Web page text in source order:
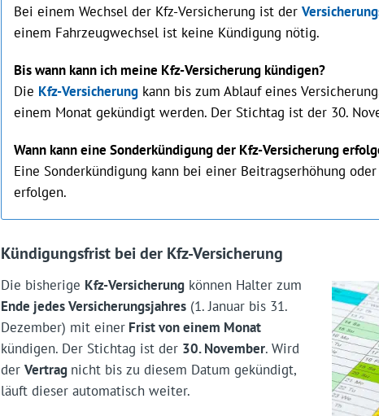
Bei einem Wechsel der Kfz-Versicherung ist der
einem Fahrzeugwechsel ist keine Kündigung nötig.
Bis wann kann ich meine Kfz-Versicherung kündigen?
Die Kfz-Versicherungkann bis zum Ablauf eines
einem Monat gekündigt werden. Der Stichtag ist der 30.
Wann kann eine Sonderkündigung der Kfz-Versicherung
Eine Sonderkündigung kann bei einer Beitragserhöhung
erfolgen.
Kündigungsfrist bei der Kfz-Versicherung
Die bisherige Kfz-Versicherungkönnen Halter zum
Ende jedes Versicherungsjahres(1. Januar bis 31.
Dezember) mit einerFrist von einem Monat
kündigen. Der Stichtag ist der 30. November. Wird
der Vertrag nicht bis zu diesem Datum gekündigt,
läuft dieser automatisch weiter.